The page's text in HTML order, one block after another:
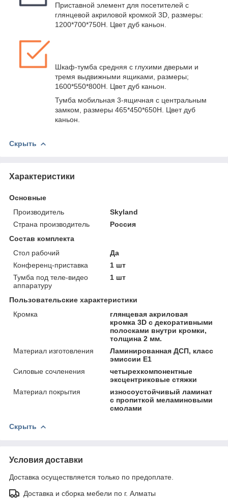
Приставной элемент для посетителей с
глянцевой акриловой кромкой 3D, размеры:
1200*700*750Н. Цвет дуб каньон.
Шкаф-тумба средняя с глухими дверьми и
тремя выдвижными ящиками, размеры;
1600*550*800Н. Цвет дуб каньон.
Тумба мобильная 3-ящичная с центральным
замком, размеры 465*450*650Н. Цвет дуб
каньон.
Скрыть
Характеристики
Основные
Производитель
Skyland
Страна производитель
Россия
Состав комплекта
Стол рабочий
Да
Конференц-приставка
1 шт
Тумба под теле-видео
аппаратуру
1 шт
Пользовательские характеристики
Кромка
глянцевая акриловая
кромка 3D с декоративными
полосками внутри кромки,
толщина 2 мм.
Материал изготовления
Ламинированная ДСП, класс
эмиссии Е1
Силовые сочленения
четырехкомпонентные
эксцентриковые стяжки
Материал покрытия
износоустойчивый ламинат
с пропиткой меламиновыми
смолами
Скрыть
Условия доставки
Доставка осуществляется только по предоплате.
Доставка и сборка мебели по г. Алматы